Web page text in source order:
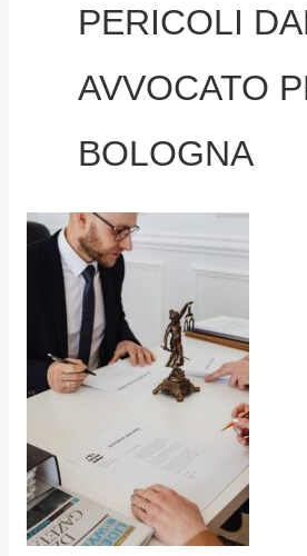
PERICOLI
AVVOCATO
BOLOGNA